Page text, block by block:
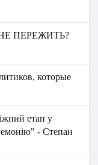
ПЕРЕЖИТЬ?
которые
етап у
- Степан